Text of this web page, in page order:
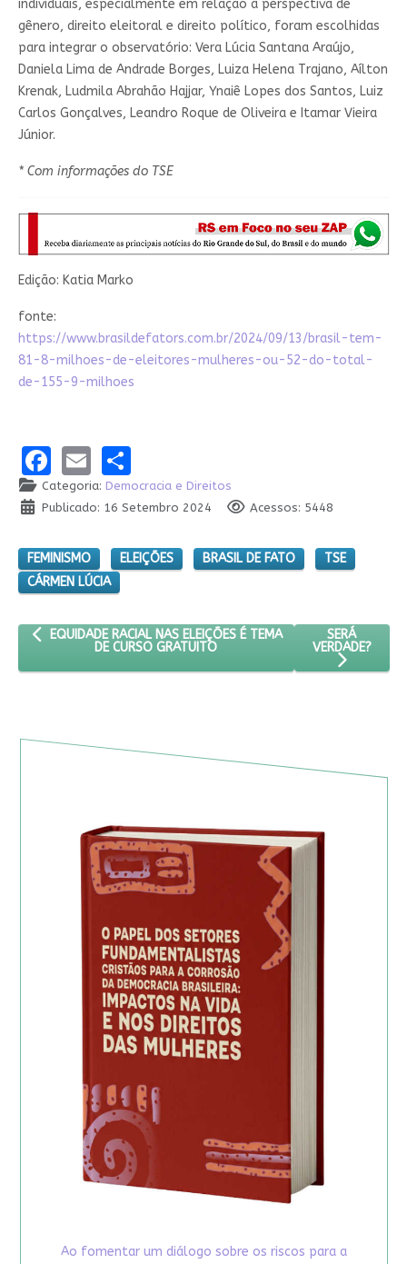
individuais, especialmente em relação à perspectiva de
gênero, direito eleitoral e direito político, foram escolhidas
para integrar o observatório: Vera Lúcia Santana Araújo,
Daniela Lima de Andrade Borges, Luiza Helena Trajano, Aílton
Krenak, Ludmila Abrahão Hajjar, Ynaiê Lopes dos Santos, Luiz
Carlos Gonçalves, Leandro Roque de Oliveira e Itamar Vieira
Júnior.
* Com informações do TSE
Edição: Katia Marko
fonte:
https://www.brasildefators.com.br/2024/09/13/brasil-tem-
81-8-milhoes-de-eleitores-mulheres-ou-52-do-total-
de-155-9-milhoes
Facebook
EmailShare
Categoria: Democracia e Direitos
Publicado: 16 Setembro 2024
Acessos: 5448
FEMINISMO ELEIÇÕES BRASIL DE FATO
TSE
CÁRMEN LÚCIA
ARTIGO ANTERIOR: EQUIDADE RACIAL NAS ELEIÇÕES É TEMA DE
EQUIDADE RACIAL NAS ELEIÇÕES É TEMA
DE CURSO GRATUITO
PRÓXIMO
SERÁ
VERDADE?
Ao fomentar um diálogo sobre os riscos para a